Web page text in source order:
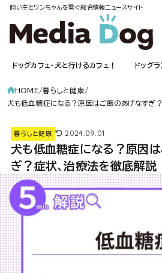
飼い主とワンちゃんを繋ぐ総合情報ニュースサイト
ドッグカフェ・犬と行けるカフェ！ ドッグラ
HOME
暮らしと健康
犬も低血糖症になる？原因はご飯のあげなすぎ
暮らしと健康 2024.09.01
犬も低血糖症になる？原因
ぎ？症状、治療法を徹底解説